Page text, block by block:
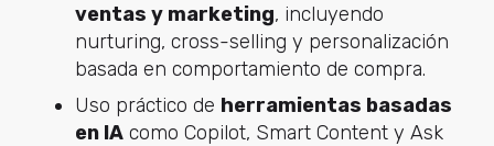
ventas y marketing, incluyendo
nurturing, cross-selling y personalización
basada en comportamiento de compra.
Uso práctico de herramientas basadas
en IAcomo Copilot, Smart Content y Ask